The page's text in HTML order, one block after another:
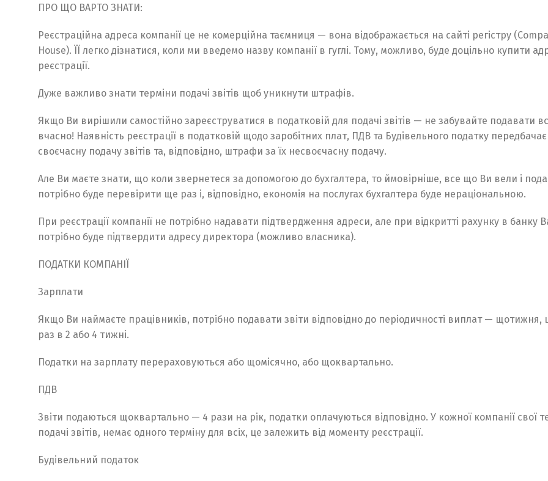
ПРО ЩО ВАРТО ЗНАТИ:
Реєстраційна адреса компанії це не комерційна таємниця — вона відображається на сайті регістру
House). ЇЇ легко дізнатися, коли ми введемо назву компанії в гуглі. Тому, можливо, буде доцільно купити
реєстрації.
Дуже важливо знати терміни подачі звітів щоб уникнути штрафів.
Якщо Ви вирішили самостійно зареєструватися в податковій для подачі звітів — не забувайте подавати
вчасно! Наявність реєстрації в податковій щодо заробітних плат, ПДВ та Будівельного податку передбачає
своєчасну подачу звітів та, відповідно, штрафи за їх несвоєчасну подачу.
Але Ви маєте знати, що коли звернетеся за допомогою до бухгалтера, то ймовірніше, все що Ви вели і
потрібно буде перевірити ще раз і, відповідно, економія на послугах бухгалтера буде нераціональною.
При реєстрації компанії не потрібно надавати підтвердження адреси, але при відкритті рахунку в банку
потрібно буде підтвердити адресу директора (можливо власника).
ПОДАТКИ КОМПАНІЇ
Зарплати
Якщо Ви наймаєте працівників, потрібно подавати звіти відповідно до періодичності виплат — щотижня,
раз в 2 або 4 тижні.
Податки на зарплату перераховуються або щомісячно, або щоквартально.
ПДВ
Звіти подаються щоквартально — 4 рази на рік, податки оплачуються відповідно. У кожної компанії свої
подачі звітів, немає одного терміну для всіх, це залежить від моменту реєстрації.
Будівельний податок
Русский English Українська